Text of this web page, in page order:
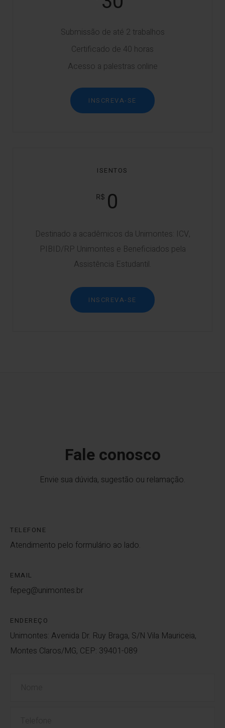
Submissão de até 2 trabalhos
Certificado de 40 horas
Acesso a palestras online
INSCREVA-SE
ISENTOS
0
Destinado a acadêmicos da Unimontes: ICV,
PIBID/RP Unimontes e Beneficiados pela
Assistência Estudantil.
INSCREVA-SE
Fale conosco
Envie sua dúvida, sugestão ou relamação.
TELEFONE
Atendimento pelo formulário ao lado.
EMAIL
fepeg@unimontes.br
ENDEREÇO
Unimontes: Avenida Dr. Ruy Braga, S/N Vila Mauriceia,
Montes Claros/MG, CEP: 39401-089